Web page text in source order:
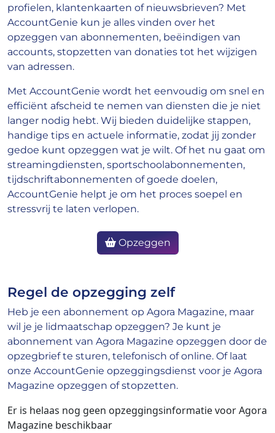
profielen, klantenkaarten of nieuwsbrieven? Met
AccountGenie kun je alles vinden over het
opzeggen van abonnementen, beëindigen van
accounts, stopzetten van donaties tot het wijzigen
van adressen.
Met AccountGenie wordt het eenvoudig om snel en
efficiënt afscheid te nemen van diensten die je niet
langer nodig hebt. Wij bieden duidelijke stappen,
handige tips en actuele informatie, zodat jij zonder
gedoe kunt opzeggen wat je wilt. Of het nu gaat om
streamingdiensten, sportschoolabonnementen,
tijdschriftabonnementen of goede doelen,
AccountGenie helpt je om het proces soepel en
stressvrij te laten verlopen.
Opzeggen
Regel de opzegging zelf
Heb je een abonnement op Agora Magazine, maar
wil je je lidmaatschap opzeggen? Je kunt je
abonnement van Agora Magazine opzeggen door de
opzegbrief te sturen, telefonisch of online. Of laat
onze AccountGenie opzeggingsdienst voor je Agora
Magazine opzeggen of stopzetten.
Er is helaas nog geen opzeggingsinformatie voor Agora
Magazine beschikbaar